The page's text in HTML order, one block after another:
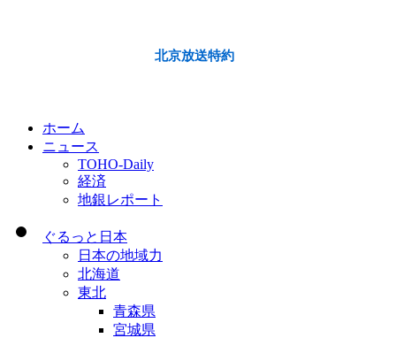
北京放送特約
ホーム
ニュース
TOHO-Daily
経済
地銀レポート
ぐるっと日本
日本の地域力
北海道
東北
青森県
宮城県